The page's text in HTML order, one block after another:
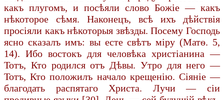
какъ плугомъ, и посѣяли слово Божіе — какъ
нѣкоторое сѣмя. Наконецъ, всѣ ихъ дѣйствія
просіяли какъ нѣкоторыя звѣзды. Посему Господь
ясно сказалъ имъ: вы есте свѣтъ міру (Матѳ. 5,
14). Ибо востокъ для человѣка христіанина —
Тотъ, Кто родился отъ Дѣвы. Утро для него —
Тотъ, Кто положилъ начало крещенію. Сіяніе —
благодать распятаго Христа. Лучи — сіи